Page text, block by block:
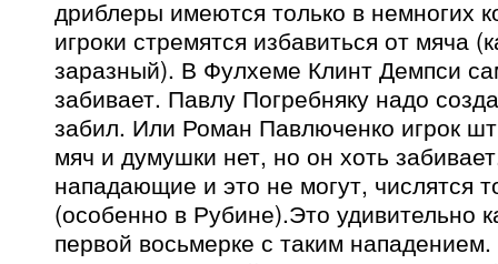
дриблеры имеются только в немногих
игроки стремятся избавиться от мяча
заразный). В Фулхеме Клинт Демпси
забивает. Павлу Погребняку надо
забил. Или Роман Павлюченко игрок
мяч и думушки нет, но он хоть
нападающие и это не могут, числятся
(особенно в Рубине).Это удивительно
первой восьмерке с таким нападением.